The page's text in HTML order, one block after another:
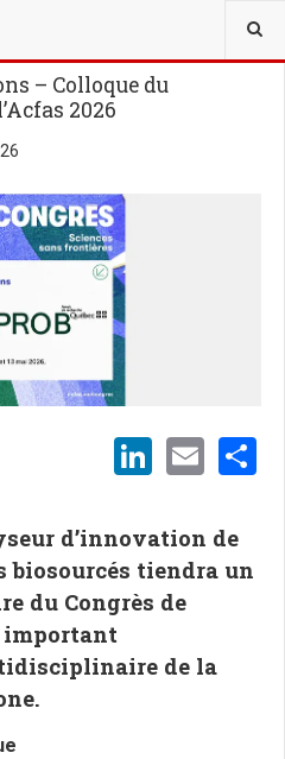
– Colloque du
2026
d’innovation de
tiendra un
du Congrès de
important
de la